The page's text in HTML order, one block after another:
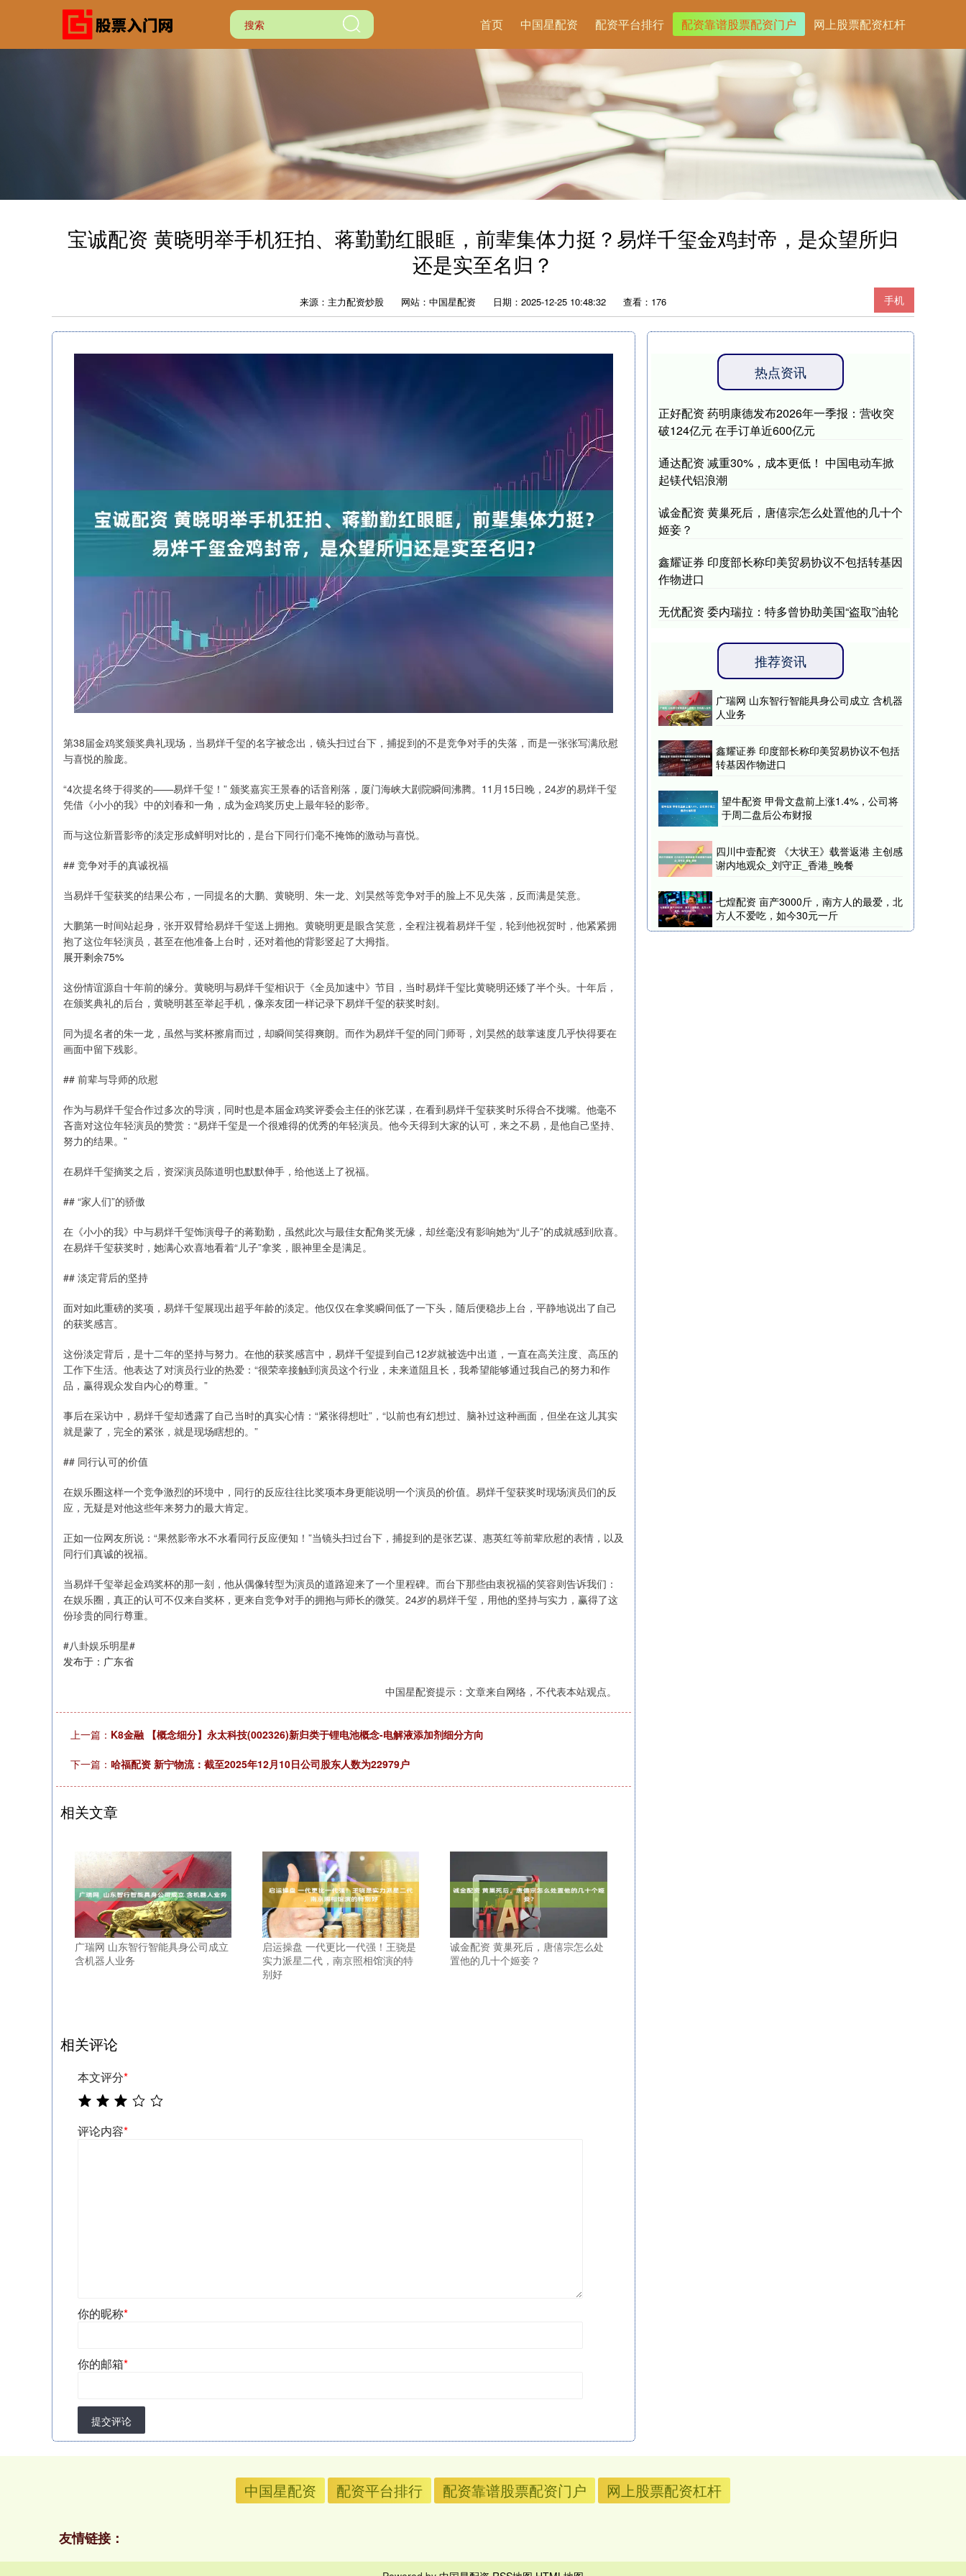
首页 中国星配资 配资平台排行 配资靠谱股票配资门户 网上股票配资杠杆
宝诚配资 黄晓明举手机狂拍、蒋勤勤红眼眶，前辈集体力挺？易烊千玺金鸡封帝，是众望所归
还是实至名归？
手机
来源：主力配资炒股 网站：中国星配资 日期：2025-12-25 10:48:32 查看：176
第38届金鸡奖颁奖典礼现场，当易烊千玺的名字被念出，镜头扫过台下，捕捉到的不是竞争对手的失落，而是一张张写满欣慰
与喜悦的脸庞。
“4次提名终于得奖的——易烊千玺！” 颁奖嘉宾王景春的话音刚落，厦门海峡大剧院瞬间沸腾。11月15日晚，24岁的易烊千玺
凭借《小小的我》中的刘春和一角，成为金鸡奖历史上最年轻的影帝。
而与这位新晋影帝的淡定形成鲜明对比的，是台下同行们毫不掩饰的激动与喜悦。
## 竞争对手的真诚祝福
当易烊千玺获奖的结果公布，一同提名的大鹏、黄晓明、朱一龙、刘昊然等竞争对手的脸上不见失落，反而满是笑意。
大鹏第一时间站起身，张开双臂给易烊千玺送上拥抱。黄晓明更是眼含笑意，全程注视着易烊千玺，轮到他祝贺时，他紧紧拥
抱了这位年轻演员，甚至在他准备上台时，还对着他的背影竖起了大拇指。
展开剩余75%
这份情谊源自十年前的缘分。黄晓明与易烊千玺相识于《全员加速中》节目，当时易烊千玺比黄晓明还矮了半个头。十年后，
在颁奖典礼的后台，黄晓明甚至举起手机，像亲友团一样记录下易烊千玺的获奖时刻。
同为提名者的朱一龙，虽然与奖杯擦肩而过，却瞬间笑得爽朗。而作为易烊千玺的同门师哥，刘昊然的鼓掌速度几乎快得要在
画面中留下残影。
## 前辈与导师的欣慰
作为与易烊千玺合作过多次的导演，同时也是本届金鸡奖评委会主任的张艺谋，在看到易烊千玺获奖时乐得合不拢嘴。他毫不
吝啬对这位年轻演员的赞赏：“易烊千玺是一个很难得的优秀的年轻演员。他今天得到大家的认可，来之不易，是他自己坚持、
努力的结果。”
在易烊千玺摘奖之后，资深演员陈道明也默默伸手，给他送上了祝福。
## “家人们”的骄傲
在《小小的我》中与易烊千玺饰演母子的蒋勤勤，虽然此次与最佳女配角奖无缘，却丝毫没有影响她为“儿子”的成就感到欣喜。
在易烊千玺获奖时，她满心欢喜地看着“儿子”拿奖，眼神里全是满足。
## 淡定背后的坚持
面对如此重磅的奖项，易烊千玺展现出超乎年龄的淡定。他仅仅在拿奖瞬间低了一下头，随后便稳步上台，平静地说出了自己
的获奖感言。
这份淡定背后，是十二年的坚持与努力。在他的获奖感言中，易烊千玺提到自己12岁就被选中出道，一直在高关注度、高压的
工作下生活。他表达了对演员行业的热爱：“很荣幸接触到演员这个行业，未来道阻且长，我希望能够通过我自己的努力和作
品，赢得观众发自内心的尊重。”
事后在采访中，易烊千玺却透露了自己当时的真实心情：“紧张得想吐”，“以前也有幻想过、脑补过这种画面，但坐在这儿其实
就是蒙了，完全的紧张，就是现场瞎想的。”
## 同行认可的价值
在娱乐圈这样一个竞争激烈的环境中，同行的反应往往比奖项本身更能说明一个演员的价值。易烊千玺获奖时现场演员们的反
应，无疑是对他这些年来努力的最大肯定。
正如一位网友所说：“果然影帝水不水看同行反应便知！”当镜头扫过台下，捕捉到的是张艺谋、惠英红等前辈欣慰的表情，以及
同行们真诚的祝福。
当易烊千玺举起金鸡奖杯的那一刻，他从偶像转型为演员的道路迎来了一个里程碑。而台下那些由衷祝福的笑容则告诉我们：
在娱乐圈，真正的认可不仅来自奖杯，更来自竞争对手的拥抱与师长的微笑。24岁的易烊千玺，用他的坚持与实力，赢得了这
份珍贵的同行尊重。
#八卦娱乐明星#
发布于：广东省
中国星配资提示：文章来自网络，不代表本站观点。
上一篇： K8金融 【概念细分】永太科技(002326)新归类于锂电池概念-电解液添加剂细分方向
下一篇： 哈福配资 新宁物流：截至2025年12月10日公司股东人数为22979户
相关文章
广瑞网 山东智行智能具身公司成立
含机器人业务
启运操盘 一代更比一代强！王骁是
实力派星二代，南京照相馆演的特
别好
诚金配资 黄巢死后，唐僖宗怎么处
置他的几十个姬妾？
相关评论
本文评分*
评论内容*
你的昵称*
你的邮箱*
提交评论
热点资讯
正好配资 药明康德发布2026年一季报：营收突
破124亿元 在手订单近600亿元
通达配资 减重30%，成本更低！ 中国电动车掀
起镁代铝浪潮
诚金配资 黄巢死后，唐僖宗怎么处置他的几十个
姬妾？
鑫耀证券 印度部长称印美贸易协议不包括转基因
作物进口
无优配资 委内瑞拉：特多曾协助美国“盗取”油轮
推荐资讯
广瑞网 山东智行智能具身公司成立 含机器
人业务
鑫耀证券 印度部长称印美贸易协议不包括
转基因作物进口
望牛配资 甲骨文盘前上涨1.4%，公司将
于周二盘后公布财报
四川中壹配资 《大状王》载誉返港 主创感
谢内地观众_刘守正_香港_晚餐
七煌配资 亩产3000斤，南方人的最爱，北
方人不爱吃，如今30元一斤
中国星配资 配资平台排行 配资靠谱股票配资门户 网上股票配资杠杆
友情链接：